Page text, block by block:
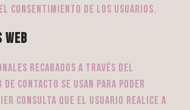
consentimiento de los usuarios.
recabados a través del
contacto se usan para poder
consulta que el usuario realice a